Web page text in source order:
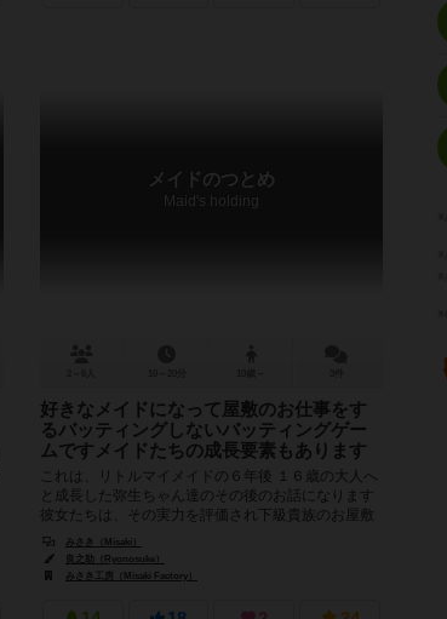
メイドのつとめ
Maid's holding
好きなメイドになって屋敷のお仕事をす
るバッティングしないバッティングゲー
ムですメイドたちの成長要素もあります
これは、リトルマイメイドの６年後 １６歳の大人へ
と成長した弥生ちゃん達のその後のお話になります
彼女たちは、その実力を評価され下級貴族のお屋敷
で働くことになりました た...
みさき（Misaki）
良之助（Ryonosuke）
みさき工房（Misaki Factory）